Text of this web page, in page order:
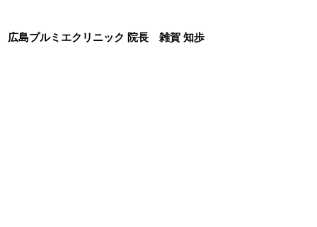
広島プルミエクリニック 院長 雑賀 知歩